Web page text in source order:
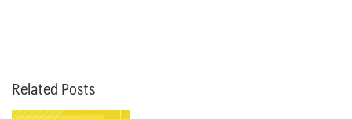
Related Posts